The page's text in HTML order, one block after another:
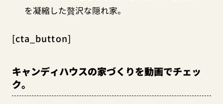
を凝縮した贅沢な隠れ家。
[cta_button]
キャンディハウスの家づくりを動画でチェッ
ク。